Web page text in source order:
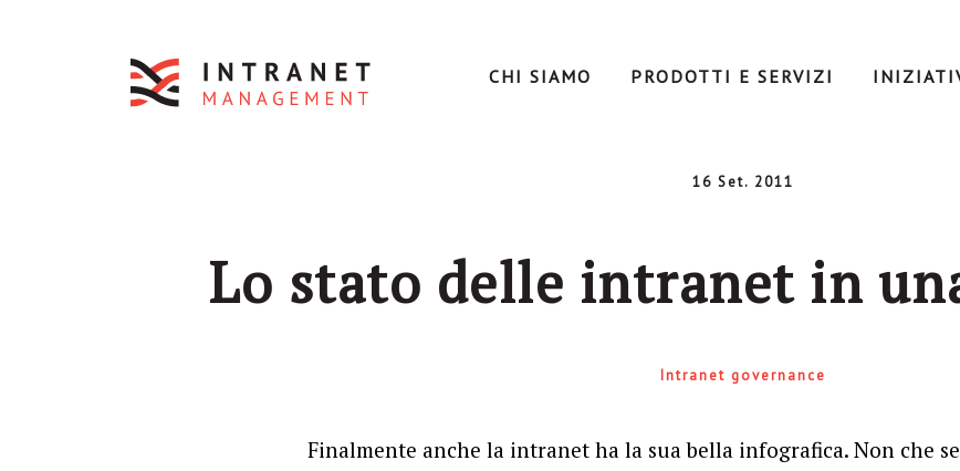
CHI SIAMO PRODOTTI E SERVIZI
16 Set. 2011
Lo stato delle intranet in
Intranet governance
Finalmente anche la intranet ha la sua bella infografica. Non che